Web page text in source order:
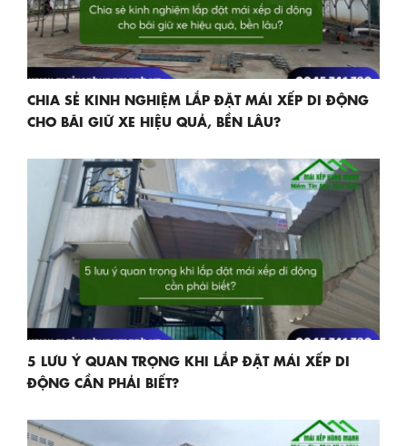
CHIA SẺ KINH NGHIỆM LẮP ĐẶT MÁI XẾP DI ĐỘNG
CHO BÃI GIỮ XE HIỆU QUẢ, BỀN LÂU?
5 LƯU Ý QUAN TRỌNG KHI LẮP ĐẶT MÁI XẾP DI
ĐỘNG CẦN PHẢI BIẾT?